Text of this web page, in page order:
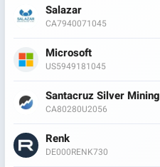
Salazar
CA7940071045
Microsoft
US5949181045
Santacruz Silver Mining
CA80280U2056
Renk
DE000RENK730